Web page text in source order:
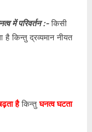
में परिवर्तन :-किसी
किन्तु द्रव्यमान नीयत
हैकिन्तुघनत्व घटता